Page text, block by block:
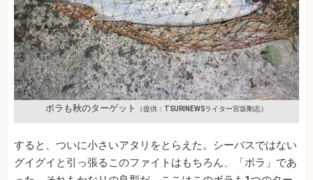
ボラも秋のターゲット （提供：TSURINEWSライター宮坂剛志）
すると、ついに小さいアタリをとらえた。シーバスではない
グイグイと引っ張るこのファイトはもちろん、「ボラ」であ